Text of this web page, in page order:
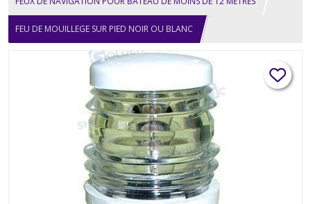
FEU DE MOUILLEGE SUR PIED NOIR OU BLANC